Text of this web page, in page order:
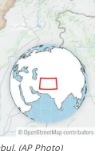
(AP Photo)